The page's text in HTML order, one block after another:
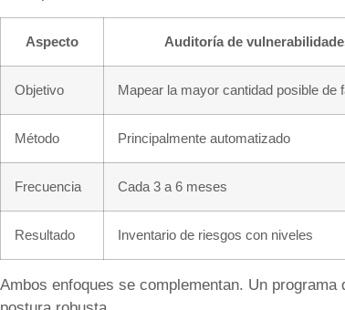
Aspecto Auditoría de
Objetivo Mapear la mayor cantidad posible de
Método Principalmente automatizado
Frecuencia Cada 3 a 6 meses
Resultado Inventario de riesgos con niveles
Ambos enfoques se complementan. Un